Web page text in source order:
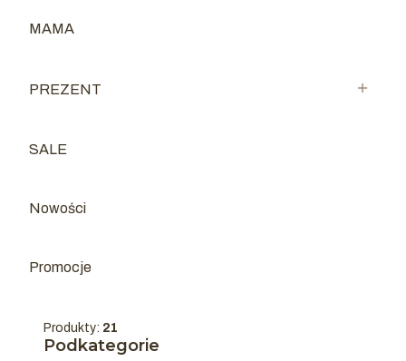
Kategoria - MAMA
MAMA
Kategoria - PREZENT
PREZENT
Kategoria - SALE
SALE
Nowości
Promocje
Produkty: 21
Podkategorie